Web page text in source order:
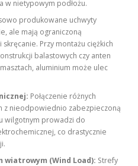
w nietypowym podłożu.
produkowane uchwyty
ale mają ograniczoną
skręcanie. Przy montażu ciężkich
balastowych czy anten
aluminium może ulec
Połączenie różnych
z nieodpowiednio zabezpieczoną
wilgotnym prowadzi do
co drastycznie
wiatrowym (Wind Load): Strefy